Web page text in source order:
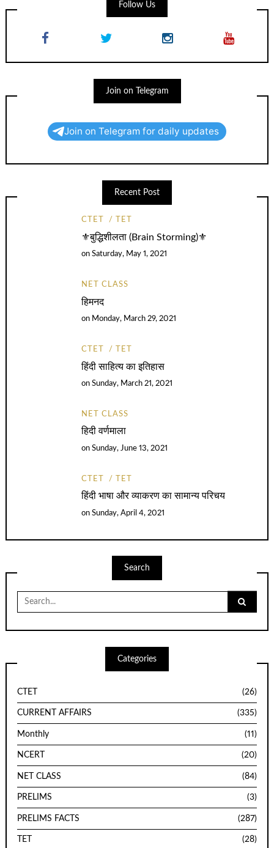
Follow Us
Join on Telegram
Join on Telegram for daily updates
Recent Post
CTET TET
⚜️बुद्धिशीलता (Brain Storming)⚜️
onSaturday, May 1, 2021
NET CLASS
हिमनद
on Monday, March 29, 2021
CTET TET
हिंदी साहित्य का इतिहास
onSunday, March 21, 2021
NET CLASS
हिदी वर्णमाला
onSunday, June 13, 2021
CTET TET
हिंदी भाषा और व्याकरण का सामान्य परिचय
onSunday, April 4, 2021
Search
Search
for:
Categories
CTET (26)
CURRENT AFFAIRS (335)
Monthly (11)
NCERT (20)
NET CLASS (84)
PRELIMS (3)
PRELIMS FACTS (287)
TET (28)